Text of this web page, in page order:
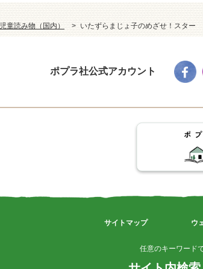
児童読み物（国内） いたずらまじょ子のめざせ！スター
ポプラ社公式アカウント
サイトマップ ウ
任意のキーワード